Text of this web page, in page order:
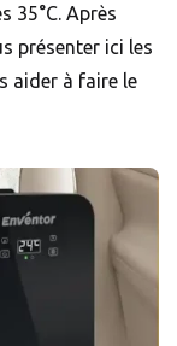
35°C. Après
présenter ici les
aider à faire le